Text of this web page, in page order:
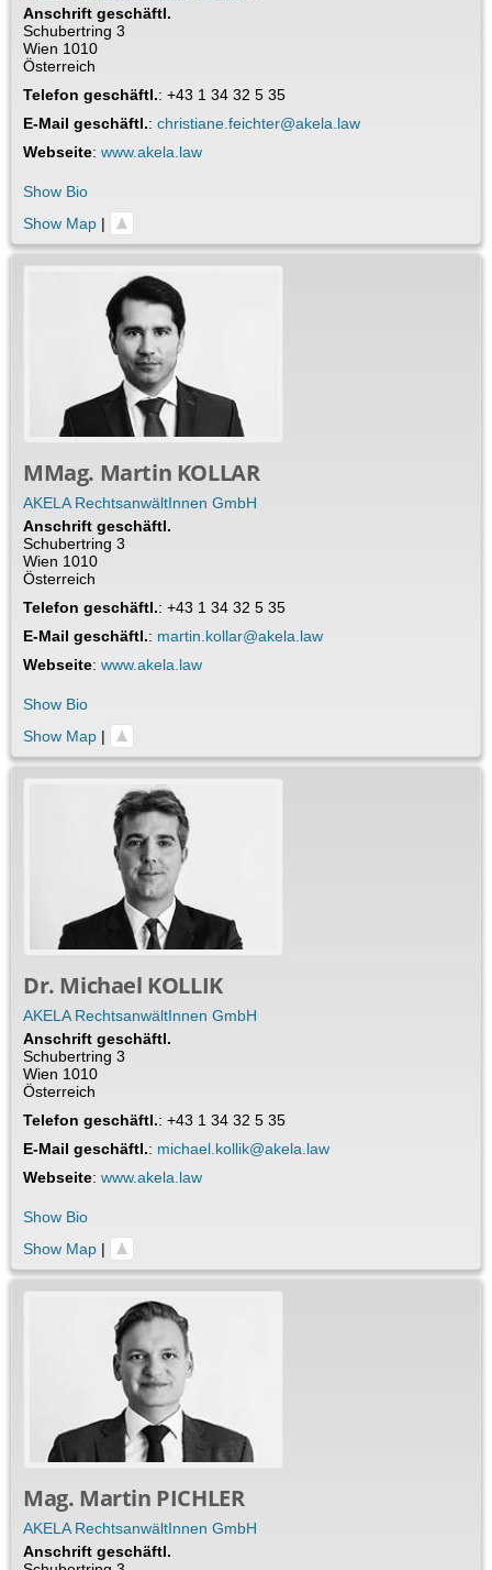
Anschrift geschäftl.
Schubertring 3
Wien 1010
Österreich
Telefon geschäftl.: +43 1 34 32 5 35
E-Mail geschäftl.: christiane.feichter@akela.law
Webseite: www.akela.law
Show Bio
Show Map |
MMag. Martin KOLLAR
AKELA RechtsanwältInnen GmbH
Anschrift geschäftl.
Schubertring 3
Wien 1010
Österreich
Telefon geschäftl.: +43 1 34 32 5 35
E-Mail geschäftl.: martin.kollar@akela.law
Webseite: www.akela.law
Show Bio
Show Map |
Dr. Michael KOLLIK
AKELA RechtsanwältInnen GmbH
Anschrift geschäftl.
Schubertring 3
Wien 1010
Österreich
Telefon geschäftl.: +43 1 34 32 5 35
E-Mail geschäftl.: michael.kollik@akela.law
Webseite: www.akela.law
Show Bio
Show Map |
Mag. Martin PICHLER
AKELA RechtsanwältInnen GmbH
Anschrift geschäftl.